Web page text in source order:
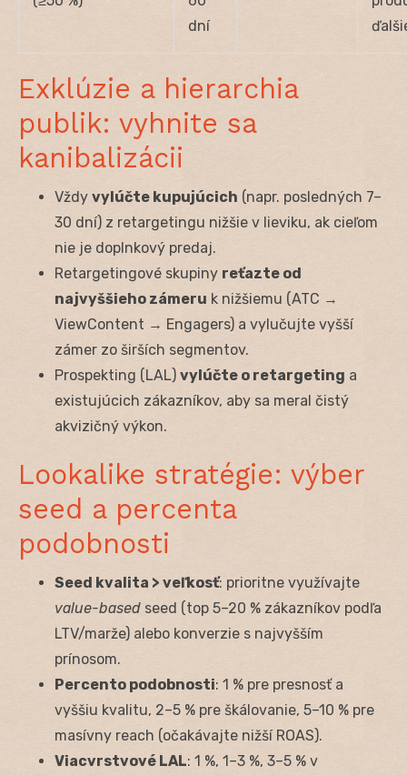
dní
Exklúzie a hierarchia
publik: vyhnite sa
kanibalizácii
Vždy vylúčte kupujúcich (napr. posledných 7–
30 dní) z retargetingu nižšie v lieviku, ak cieľom
nie je doplnkový predaj.
Retargetingové skupiny reťazte od
najvyššieho zámeru k nižšiemu (ATC →
ViewContent → Engagers) a vylučujte vyšší
zámer zo širších segmentov.
Prospekting (LAL) vylúčte o retargeting a
existujúcich zákazníkov, aby sa meral čistý
akvizičný výkon.
Lookalike stratégie: výber
seed a percenta
podobnosti
Seed kvalita > veľkosť: prioritne využívajte
value-based seed (top 5–20 % zákazníkov podľa
LTV/marže) alebo konverzie s najvyšším
prínosom.
Percento podobnosti: 1 % pre presnosť a
vyššiu kvalitu, 2–5 % pre škálovanie, 5–10 % pre
masívny reach (očakávajte nižší ROAS).
Viacvrstvové LAL: 1 %, 1–3 %, 3–5 % v